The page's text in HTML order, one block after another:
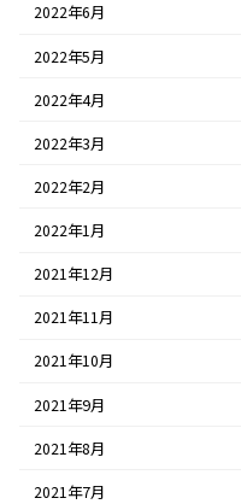
2022年6月
2022年5月
2022年4月
2022年3月
2022年2月
2022年1月
2021年12月
2021年11月
2021年10月
2021年9月
2021年8月
2021年7月